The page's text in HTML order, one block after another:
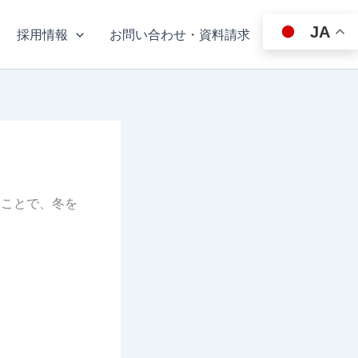
採用情報 お問い合わせ・資料請求 JA
とで、冬を